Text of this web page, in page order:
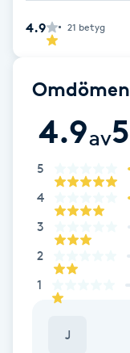
Bröllopsuppsättning
C
Celluliter
Coachning
Color correction
Cryoterapi
Damklippning
4.9 21 betyg
Omdömen
4.9av5
5
4
3
2
1
J